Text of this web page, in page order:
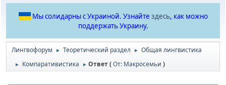
Мы солидарны с Украиной. Узнайте здесь, как можно
поддержать Украину.
Лингвофорум ► Теоретический раздел ► Общая лингвистика
► Компаративистика ► Ответ (От: Макросемьи )